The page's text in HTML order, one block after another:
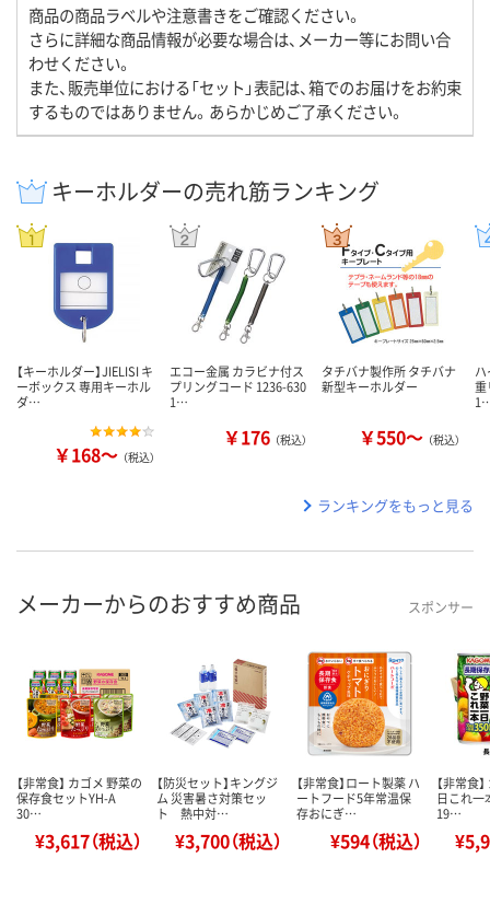
商品の商品ラベルや注意書きをご確認ください。
さらに詳細な商品情報が必要な場合は、メーカー等にお問い合
わせください。
また、販売単位における「セット」表記は、箱でのお届けをお約束
するものではありません。あらかじめご了承ください。
キーホルダーの売れ筋ランキング
【キーホルダー】JIELISI キ
ーボックス 専用キーホル
ダ…
￥168～ （税込）
エコー金属 カラビナ付ス
プリングコード 1236-630
1…
￥176 （税込）
タチバナ製作所 タチバナ
新型キーホルダー
￥550～ （税込）
重
ランキングをもっと見る
メーカーからのおすすめ商品 スポンサー
【非常食】 カゴメ 野菜の
保存食セットYH-A
30…
¥3,617（税込）
【防災セット】キングジ
ム 災害暑さ対策セッ
ト 熱中対…
¥3,700（税込）
【非常食】ロート製薬 ハ
ートフード5年常温保
存おにぎ…
¥594（税込）
【非常食
日これ一
19…